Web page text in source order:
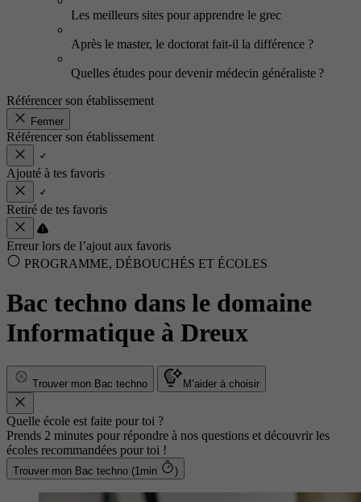
Les meilleurs sites pour apprendre le grec
Après le master, le doctorat fait-il la différence ?
Quelles études pour devenir médecin généraliste ?
Référencer son établissement
Fermer
Référencer son établissement
Ajouté à tes favoris
Retiré de tes favoris
Erreur lors de l’ajout aux favoris
PROGRAMME, DÉBOUCHÉS ET ÉCOLES
Bac techno dans le domaine
Informatique à Dreux
Trouver mon Bac techno M’aider à choisir
Quelle école est faite pour toi ?
Prends 2 minutes pour répondre à nos questions et découvrir les
écoles recommandées pour toi !
Trouver mon Bac techno (1min )